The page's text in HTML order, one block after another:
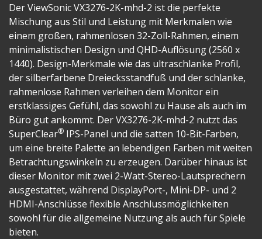
Der ViewSonic VX3276-2K-mhd-2 ist die perfekte
Mischung aus Stil und Leistung mit Merkmalen wie
einem großen, rahmenlosen 32-Zoll-Rahmen, einem
minimalistischen Design und QHD-Auflösung (2560 x
1440). Design-Merkmale wie das ultraschlanke Profil,
der silberfarbene Dreiecksstandfuß und der schlanke,
rahmenlose Rahmen verleihen dem Monitor ein
erstklassiges Gefühl, das sowohl zu Hause als auch im
Büro gut ankommt. Der VX3276-2K-mhd-2 nutzt das
SuperClear® IPS-Panel und die satten 10-Bit-Farben,
um eine breite Palette an lebendigen Farben mit weiten
Betrachtungswinkeln zu erzeugen. Darüber hinaus ist
dieser Monitor mit zwei 2-Watt-Stereo-Lautsprechern
ausgestattet, während DisplayPort-, Mini-DP- und 2
HDMI-Anschlüsse flexible Anschlussmöglichkeiten
sowohl für die allgemeine Nutzung als auch für Spiele
bieten.